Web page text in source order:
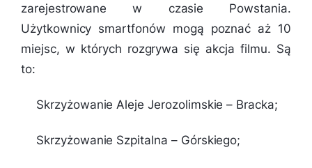
zarejestrowane w czasie Powstania.
Użytkownicy smartfonów mogą poznać aż 10
miejsc, w których rozgrywa się akcja filmu. Są
to:
Skrzyżowanie Aleje Jerozolimskie – Bracka;
Skrzyżowanie Szpitalna – Górskiego;